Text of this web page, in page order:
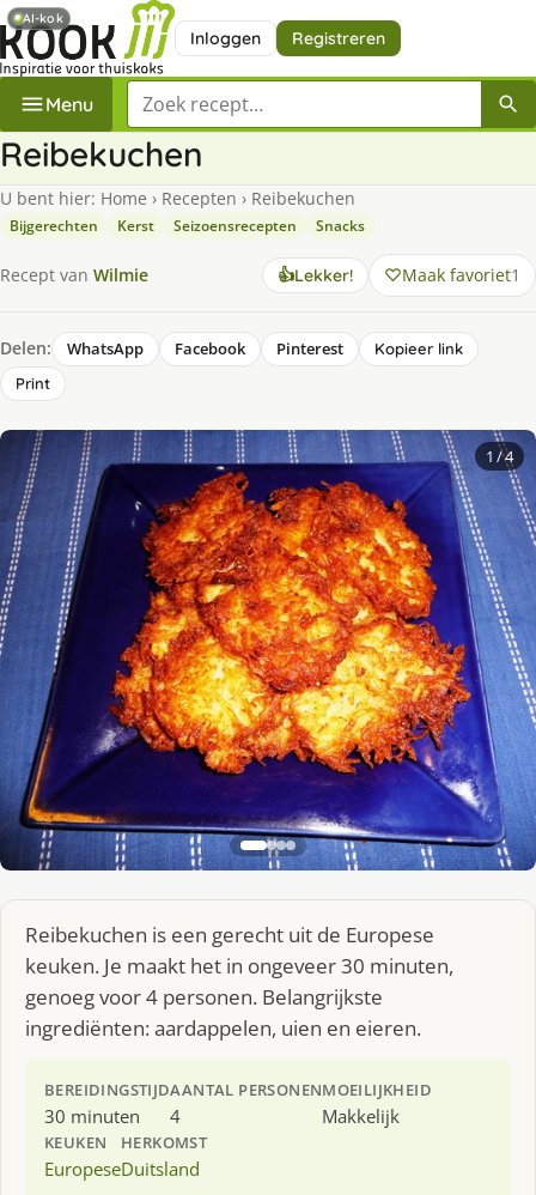
Inloggen Registreren
Menu Zoek een recept
Reibekuchen
U bent hier: Home › Recepten › Reibekuchen
Bijgerechten Kerst Seizoensrecepten Snacks
Recept van Wilmie 👍Lekker! Maak favoriet1
Delen: WhatsApp Facebook Pinterest
Kopieer link
Print
1 / 4
Reibekuchen is een gerecht uit de Europese
keuken. Je maakt het in ongeveer 30 minuten,
genoeg voor 4 personen. Belangrijkste
ingrediënten: aardappelen, uien en eieren.
BEREIDINGSTIJD
30 minuten
AANTAL PERSONEN
4
MOEILIJKHEID
Makkelijk
KEUKEN
Europese
HERKOMST
Duitsland
AI-kok